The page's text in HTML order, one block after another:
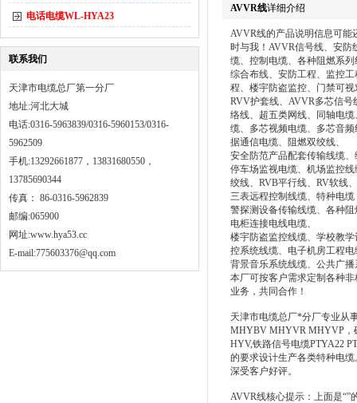
电话电缆WL-HYA23
联系我们
天津市电缆总厂第一分厂
地址:河北大城
电话:0316-5963839/0316-5960153/0316-
5962509
手机:13292661877，13831680550，
13785690344
传真： 86-0316-5962839
邮编:065900
网址:www.hya53.cc
E-mail:775603376@qq.com
AVVR线详细介绍
AVVR线的产品说明信息可能
时与我！AVVR信号线、安防
缆、控制电缆、各种阻燃系
综合布线、安防工程、监控
程、楼宇防盗监控、门禁可
RVV护套线、AVVR多芯信号
络线、超五类网线、同轴电
缆、多芯视频电缆、多芯音
据通信电缆、阻燃双绞线、
安全防范产品配套传输线缆
停车场监视电缆、机场监控
绞线、RVB平行线、RV软线
三表远程控制线缆、特种电
警探测设备传输线缆、各种
电柜连接电线电缆、
楼宇防盗监控线缆、学校教
控系统线缆、电子机房工程
背景音乐系统线缆、公共广
本厂可按客户需求定制各种
业务，共同合作！
天津市电缆总厂*分厂专业从
MHYBV MHYVR MHYVP，
HYV,铁路信号电缆PTYA22
的要求设计生产各类特种电
深受客户好评。
AVVR线核心提示：上面是“”